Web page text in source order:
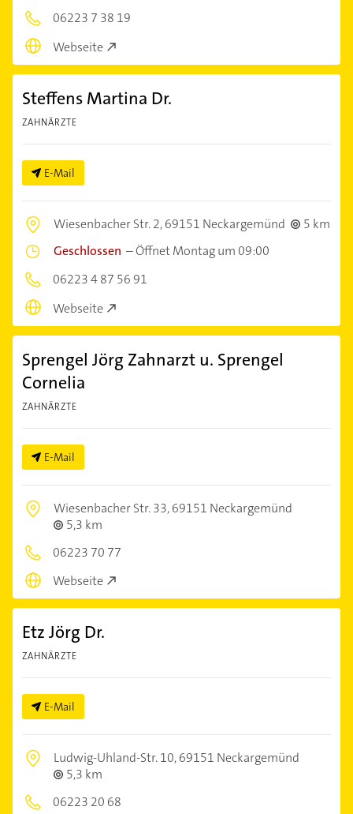
06223 7 38 19
Webseite
Steffens Martina Dr.
ZAHNÄRZTE
E-Mail
Wiesenbacher Str. 2,69151 Neckargemünd
5 km
Geschlossen –Öffnet Montag um 09:00
06223 4 87 56 91
Webseite
Sprengel Jörg Zahnarzt u. Sprengel
Cornelia
ZAHNÄRZTE
E-Mail
Wiesenbacher Str. 33,69151 Neckargemünd
5,3 km
06223 70 77
Webseite
Etz Jörg Dr.
ZAHNÄRZTE
E-Mail
Ludwig-Uhland-Str. 10,69151 Neckargemünd
5,3 km
06223 20 68